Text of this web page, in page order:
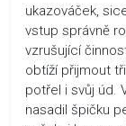
ukazováček,
vstup správně
vzrušující
obtíží přijmout
potřel i svůj úd.
nasadil špičku